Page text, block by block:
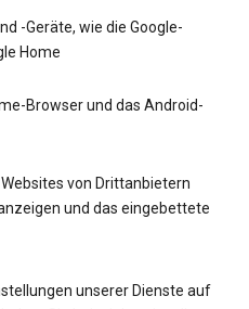
-Geräte, wie die Google-
Home
Browser und das Android-
von Drittanbietern
und das eingebettete
unserer Dienste auf